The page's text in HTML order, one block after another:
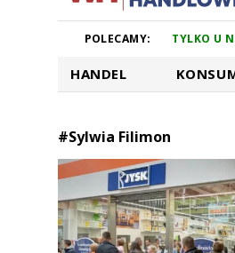
POLECAMY: TYLKO U
HANDEL
#Sylwia Filimon